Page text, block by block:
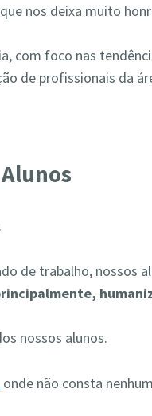
nos deixa muito
com foco nas
de profissionais da
de trabalho, nossos
nossos alunos.
onde não consta